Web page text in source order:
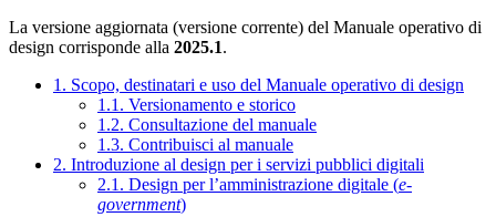
La versione aggiornata (versione corrente) del Manuale operativo di
design corrisponde alla 2025.1.
1. Scopo, destinatari e uso del Manuale operativo di design
1.1. Versionamento e storico
1.2. Consultazione del manuale
1.3. Contribuisci al manuale
2. Introduzione al design per i servizi pubblici digitali
2.1. Design per l’amministrazione digitale (e-
government)